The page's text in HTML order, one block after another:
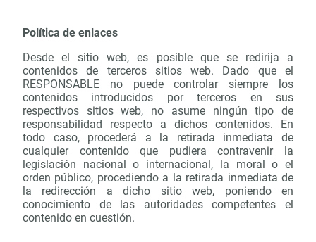
Política de enlaces
Desde el sitio web, es posible que se redirija a
contenidos de terceros sitios web. Dado que el
RESPONSABLE no puede controlar siempre los
contenidos introducidos por terceros en sus
respectivos sitios web, no asume ningún tipo de
responsabilidad respecto a dichos contenidos. En
todo caso, procederá a la retirada inmediata de
cualquier contenido que pudiera contravenir la
legislación nacional o internacional, la moral o el
orden público, procediendo a la retirada inmediata de
la redirección a dicho sitio web, poniendo en
conocimiento de las autoridades competentes el
contenido en cuestión.